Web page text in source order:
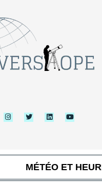
MÉTÉO ET